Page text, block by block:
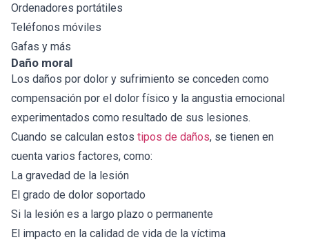
Ordenadores portátiles
Teléfonos móviles
Gafas y más
Daño moral
Los daños por dolor y sufrimiento se conceden como
compensación por el dolor físico y la angustia emocional
experimentados como resultado de sus lesiones.
Cuando se calculan estos tipos de daños, se tienen en
cuenta varios factores, como:
La gravedad de la lesión
El grado de dolor soportado
Si la lesión es a largo plazo o permanente
El impacto en la calidad de vida de la víctima